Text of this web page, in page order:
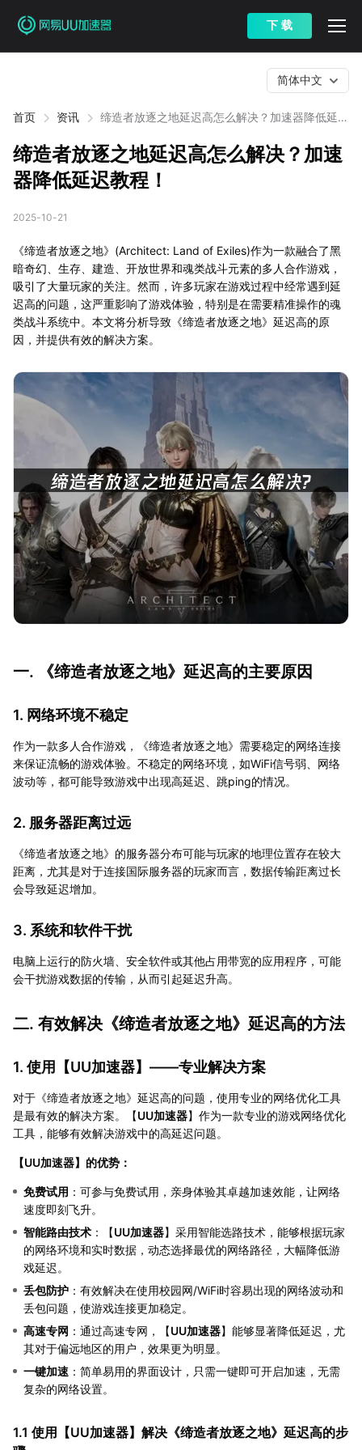
下 载
首页 资讯
缔造者放逐之地延迟高怎么解决？加速器降低延迟
简体中文
缔造者放逐之地延迟高怎么解决？加速
器降低延迟教程！
2025-10-21
《缔造者放逐之地》(Architect: Land of Exiles)作为一款融合了黑
暗奇幻、生存、建造、开放世界和魂类战斗元素的多人合作游戏，
吸引了大量玩家的关注。然而，许多玩家在游戏过程中经常遇到延
迟高的问题，这严重影响了游戏体验，特别是在需要精准操作的魂
类战斗系统中。本文将分析导致《缔造者放逐之地》延迟高的原
因，并提供有效的解决方案。
一. 《缔造者放逐之地》延迟高的主要原因
1. 网络环境不稳定
作为一款多人合作游戏，《缔造者放逐之地》需要稳定的网络连接
来保证流畅的游戏体验。不稳定的网络环境，如WiFi信号弱、网络
波动等，都可能导致游戏中出现高延迟、跳ping的情况。
2. 服务器距离过远
《缔造者放逐之地》的服务器分布可能与玩家的地理位置存在较大
距离，尤其是对于连接国际服务器的玩家而言，数据传输距离过长
会导致延迟增加。
3. 系统和软件干扰
电脑上运行的防火墙、安全软件或其他占用带宽的应用程序，可能
会干扰游戏数据的传输，从而引起延迟升高。
二. 有效解决《缔造者放逐之地》延迟高的方法
1. 使用【UU加速器】——专业解决方案
对于《缔造者放逐之地》延迟高的问题，使用专业的网络优化工具
是最有效的解决方案。【UU加速器】作为一款专业的游戏网络优化
工具，能够有效解决游戏中的高延迟问题。
【UU加速器】的优势：
免费试用 ：可参与免费试用，亲身体验其卓越加速效能，让网络
速度即刻飞升。
智能路由技术 ：【UU加速器】采用智能选路技术，能够根据玩家
的网络环境和实时数据，动态选择最优的网络路径，大幅降低游
戏延迟。
丢包防护 ：有效解决在使用校园网/WiFi时容易出现的网络波动和
丢包问题，使游戏连接更加稳定。
高速专网 ：通过高速专网，【UU加速器】能够显著降低延迟，尤
其对于偏远地区的用户，效果更为明显。
一键加速 ：简单易用的界面设计，只需一键即可开启加速，无需
复杂的网络设置。
1.1 使用【UU加速器】解决《缔造者放逐之地》延迟高的步